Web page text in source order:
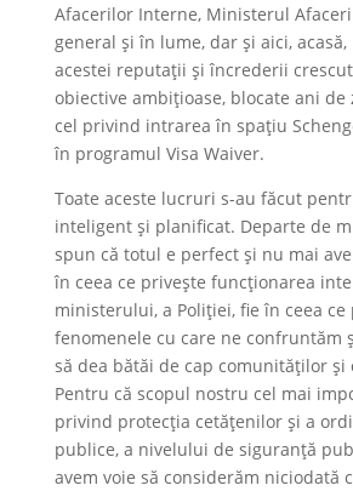
Afacerilor Interne, Ministerul
general și în lume, dar și aici, acasă,
acestei reputații și încrederii
obiective ambițioase, blocate ani de
cel privind intrarea în spațiu
în programul Visa Waiver.
Toate aceste lucruri s-au făcut
inteligent și planificat. Departe de
spun că totul e perfect și nu mai
în ceea ce privește funcționarea
ministerului, a Poliției, fie în ceea ce
fenomenele cu care ne confruntăm
să dea bătăi de cap comunităților și
Pentru că scopul nostru cel mai
privind protecția cetățenilor și a
publice, a nivelului de siguranță
avem voie să considerăm niciodată